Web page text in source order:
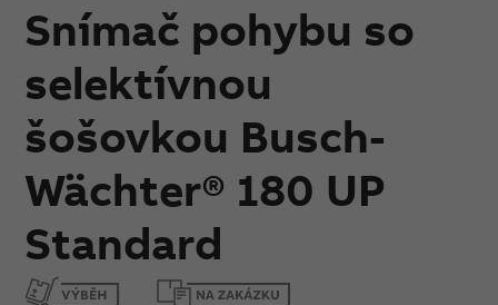
Snímač pohybu so
selektívnou
šošovkou Busch-
Wächter® 180 UP
Standard